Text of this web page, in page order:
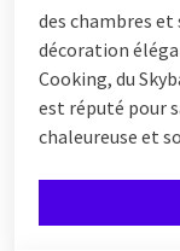
Soupe du jour
Diverses
Garniture
Différentes
Yaourt et
Variété de
Divers plats
des chambres
décoration
Cooking, du
est réputé pour
chaleureuse et